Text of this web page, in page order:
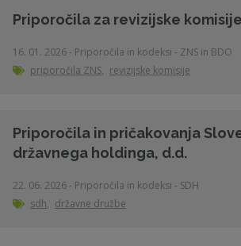
Priporočila za revizijske komisije
16. 01. 2026 - Priporočila in kodeksi - ZNS in BDO
priporočila ZNS, revizijske komisije
Priporočila in pričakovanja
državnega holdinga, d.d.
22. 06. 2026 - Priporočila in kodeksi - SDH
sdh, državne družbe